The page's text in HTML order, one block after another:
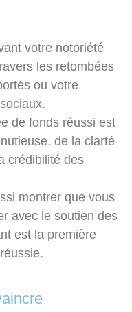
votre notoriété
les retombées
ou votre
de fonds réussi est
de la clarté
crédibilité des
montrer que vous
avec le soutien des
est la première